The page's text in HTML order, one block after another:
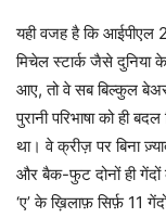
यही वजह है कि आईपीएल
मिचेल स्टार्क जैसे
आए, तो वे सब बिल्कुल
पुरानी परिभाषा को ही
था। वे क्रीज़ पर बिना
और बैक-फुट दोनों ही गेंदों
‘ए’ के ख़िलाफ़ सिर्फ़ 11